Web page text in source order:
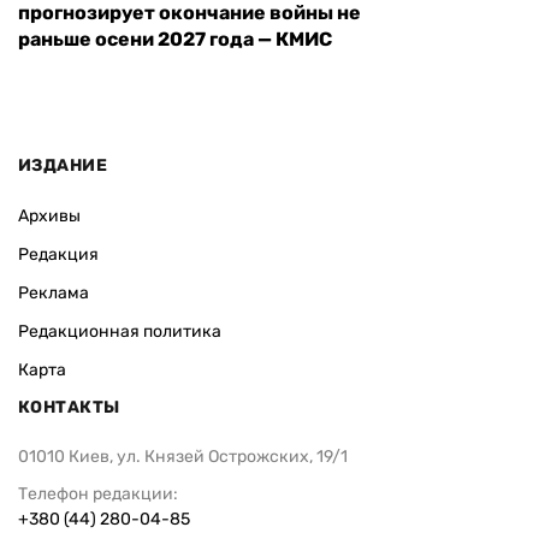
прогнозирует окончание войны не
раньше осени 2027 года — КМИС
ИЗДАНИЕ
Архивы
Редакция
Реклама
Редакционная политика
Карта
КОНТАКТЫ
01010 Киев, ул. Князей Острожских, 19/1
Телефон редакции:
+380 (44) 280-04-85